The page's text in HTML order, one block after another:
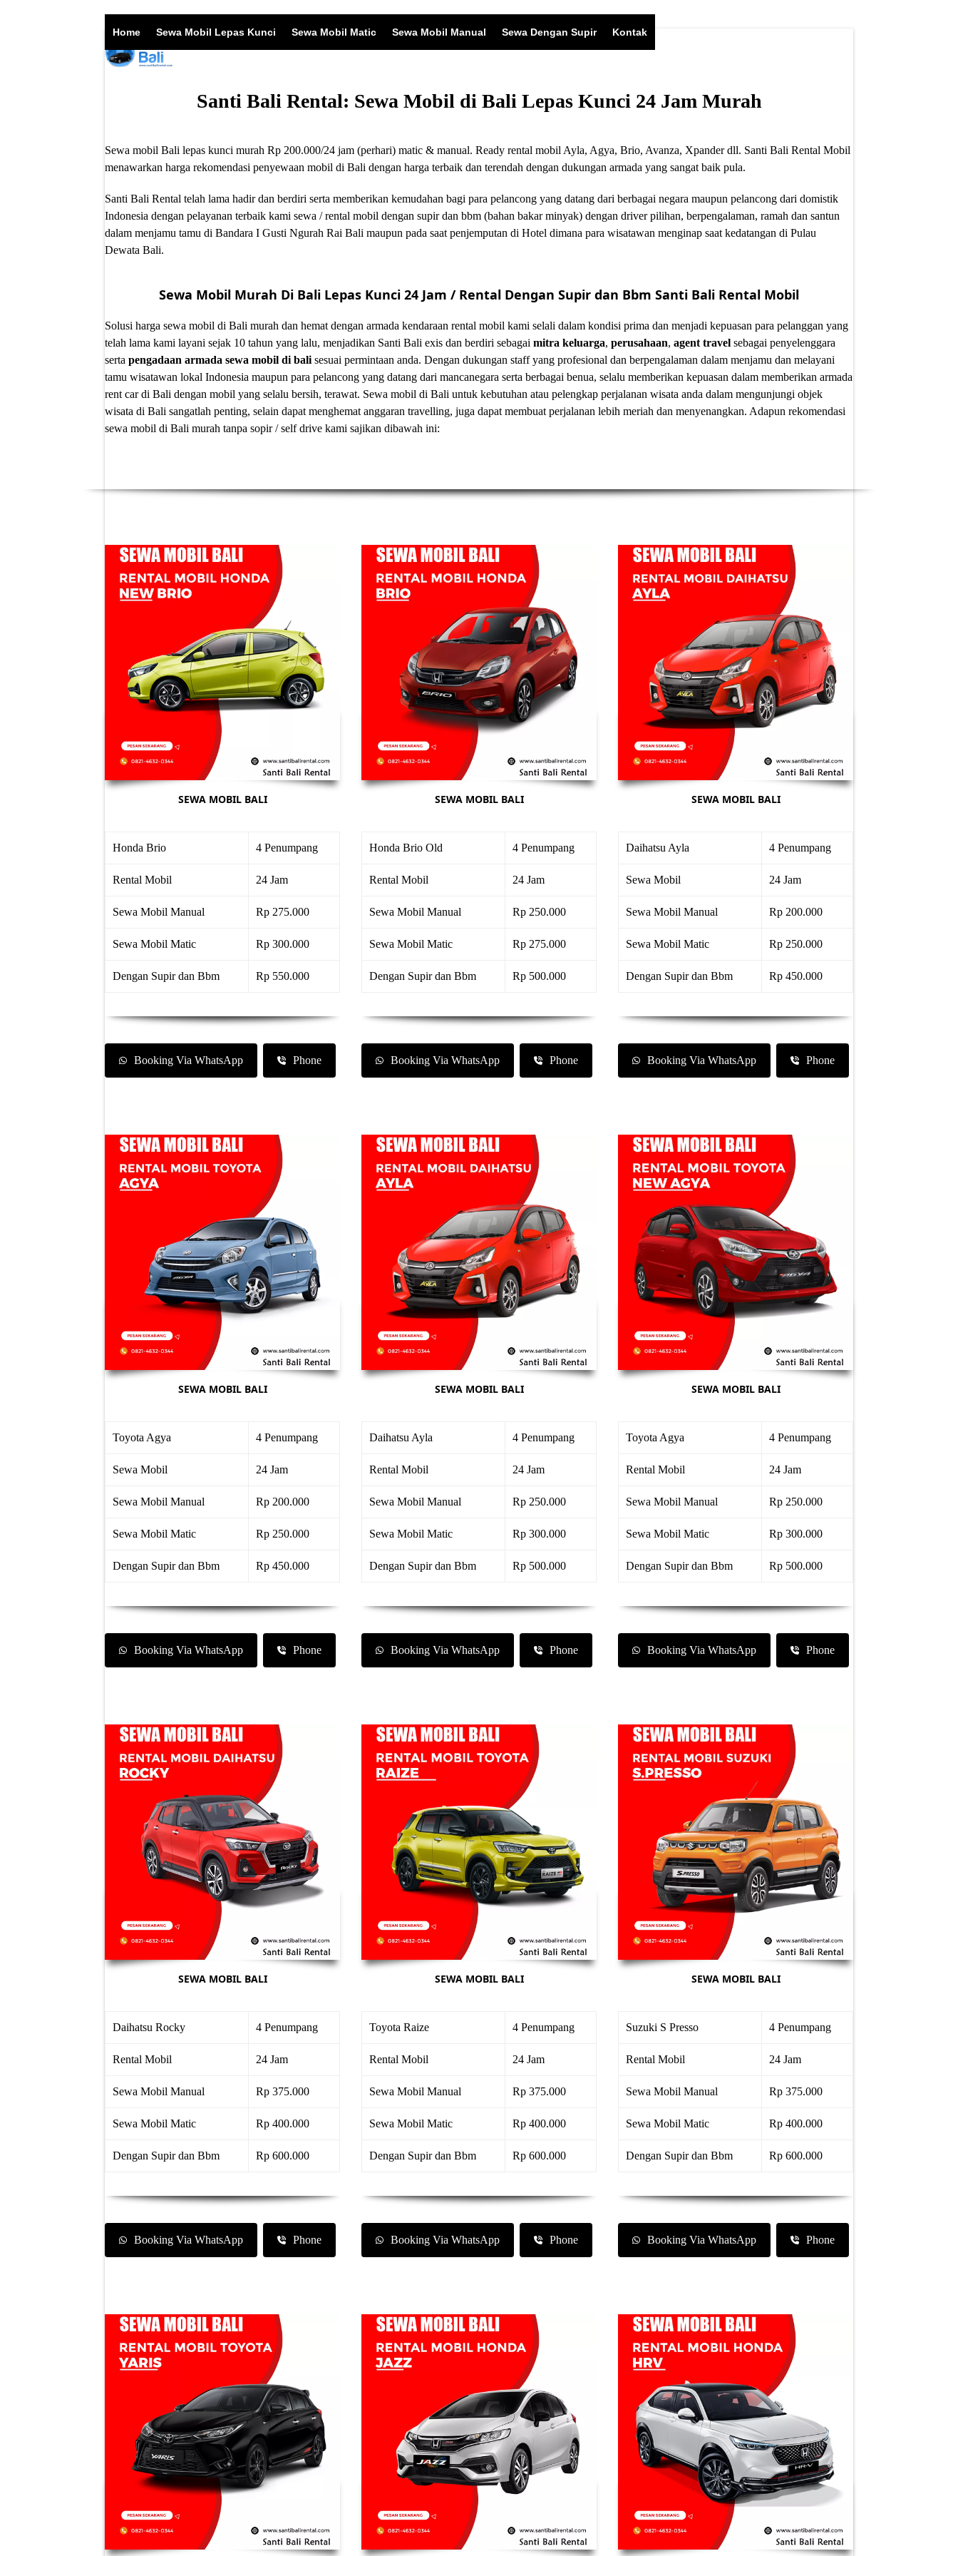
Home Sewa Mobil Lepas Kunci Sewa Mobil Matic Sewa Mobil Manual Sewa Dengan Supir Kontak
Santi Bali Rental: Sewa Mobil di Bali Lepas Kunci 24 Jam Murah
Sewa mobil Bali lepas kunci murah Rp 200.000/24 jam (perhari) matic & manual. Ready rental mobil Ayla, Agya, Brio, Avanza, Xpander dll. Santi Bali Rental Mobil
menawarkan harga rekomendasi penyewaan mobil di Bali dengan harga terbaik dan terendah dengan dukungan armada yang sangat baik pula.
Santi Bali Rental telah lama hadir dan berdiri serta memberikan kemudahan bagi para pelancong yang datang dari berbagai negara maupun pelancong dari domistik
Indonesia dengan pelayanan terbaik kami sewa / rental mobil dengan supir dan bbm (bahan bakar minyak) dengan driver pilihan, berpengalaman, ramah dan santun
dalam menjamu tamu di Bandara I Gusti Ngurah Rai Bali maupun pada saat penjemputan di Hotel dimana para wisatawan menginap saat kedatangan di Pulau
Dewata Bali.
Sewa Mobil Murah Di Bali Lepas Kunci 24 Jam / Rental Dengan Supir dan Bbm Santi Bali Rental Mobil
Solusi harga sewa mobil di Bali murah dan hemat dengan armada kendaraan rental mobil kami selali dalam kondisi prima dan menjadi kepuasan para pelanggan yang
telah lama kami layani sejak 10 tahun yang lalu, menjadikan Santi Bali exis dan berdiri sebagai mitra keluarga, perusahaan, agent travel sebagai penyelenggara
serta pengadaan armada sewa mobil di bali sesuai permintaan anda. Dengan dukungan staff yang profesional dan berpengalaman dalam menjamu dan melayani
tamu wisatawan lokal Indonesia maupun para pelancong yang datang dari mancanegara serta berbagai benua, selalu memberikan kepuasan dalam memberikan armada
rent car di Bali dengan mobil yang selalu bersih, terawat. Sewa mobil di Bali untuk kebutuhan atau pelengkap perjalanan wisata anda dalam mengunjungi objek
wisata di Bali sangatlah penting, selain dapat menghemat anggaran travelling, juga dapat membuat perjalanan lebih meriah dan menyenangkan. Adapun rekomendasi
sewa mobil di Bali murah tanpa sopir/ self drive kami sajikan dibawah ini:
SEWA MOBIL BALI
Honda Brio 4 Penumpang
Rental Mobil 24 Jam
Sewa Mobil Manual Rp 275.000
Sewa Mobil Matic Rp 300.000
Dengan Supir dan Bbm Rp 550.000
Booking Via WhatsApp Phone
SEWA MOBIL BALI
Honda Brio Old 4 Penumpang
Rental Mobil 24 Jam
Sewa Mobil Manual Rp 250.000
Sewa Mobil Matic Rp 275.000
Dengan Supir dan Bbm Rp 500.000
Booking Via WhatsApp Phone
SEWA MOBIL BALI
Daihatsu Ayla 4 Penumpang
Sewa Mobil 24 Jam
Sewa Mobil Manual Rp 200.000
Sewa Mobil Matic Rp 250.000
Dengan Supir dan Bbm Rp 450.000
Booking Via WhatsApp Phone
SEWA MOBIL BALI
Toyota Agya 4 Penumpang
Sewa Mobil 24 Jam
Sewa Mobil Manual Rp 200.000
Sewa Mobil Matic Rp 250.000
Dengan Supir dan Bbm Rp 450.000
Booking Via WhatsApp Phone
SEWA MOBIL BALI
Daihatsu Ayla 4 Penumpang
Rental Mobil 24 Jam
Sewa Mobil Manual Rp 250.000
Sewa Mobil Matic Rp 300.000
Dengan Supir dan Bbm Rp 500.000
Booking Via WhatsApp Phone
SEWA MOBIL BALI
Toyota Agya 4 Penumpang
Rental Mobil 24 Jam
Sewa Mobil Manual Rp 250.000
Sewa Mobil Matic Rp 300.000
Dengan Supir dan Bbm Rp 500.000
Booking Via WhatsApp Phone
SEWA MOBIL BALI
Daihatsu Rocky 4 Penumpang
Rental Mobil 24 Jam
Sewa Mobil Manual Rp 375.000
Sewa Mobil Matic Rp 400.000
Dengan Supir dan Bbm Rp 600.000
Booking Via WhatsApp Phone
SEWA MOBIL BALI
Toyota Raize 4 Penumpang
Rental Mobil 24 Jam
Sewa Mobil Manual Rp 375.000
Sewa Mobil Matic Rp 400.000
Dengan Supir dan Bbm Rp 600.000
Booking Via WhatsApp Phone
SEWA MOBIL BALI
Suzuki S Presso 4 Penumpang
Rental Mobil 24 Jam
Sewa Mobil Manual Rp 375.000
Sewa Mobil Matic Rp 400.000
Dengan Supir dan Bbm Rp 600.000
Booking Via WhatsApp Phone